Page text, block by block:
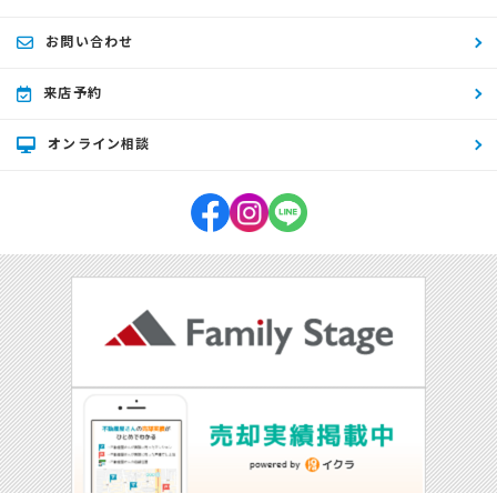
お問い合わせ
来店予約
オンライン相談